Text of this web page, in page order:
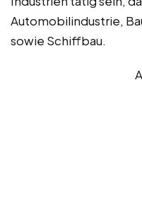
Automobilindustrie,
sowie Schiffbau.